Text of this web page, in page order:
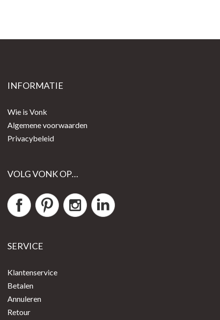
INFORMATIE
Wie is Vonk
Algemene voorwaarden
Privacybeleid
VOLG VONK OP…
SERVICE
Klantenservice
Betalen
Annuleren
Retour